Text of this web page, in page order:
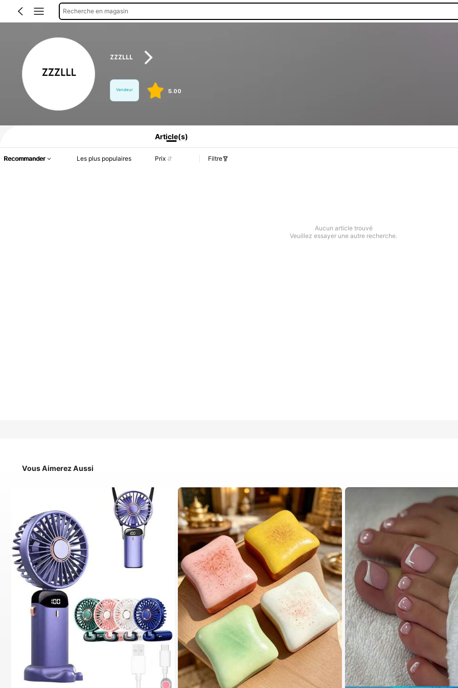
Recherche en magasin
ZZZLLL
Vendeur 5.00
Informations produit : Divulgation des prix, détails sur les ventes et le stock.
Article(s)
Recommander Les plus populaires Prix Filtre
Aucun article trouvé
Veuillez essayer une autre recherche.
Vous Aimerez Aussi